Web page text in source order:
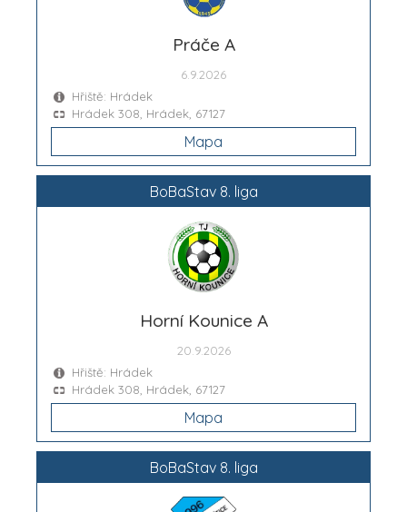
Práče A
6.9.2026
Hřiště: Hrádek
Hrádek 308, Hrádek, 67127
Mapa
BoBaStav 8. liga
Horní Kounice A
20.9.2026
Hřiště: Hrádek
Hrádek 308, Hrádek, 67127
Mapa
BoBaStav 8. liga